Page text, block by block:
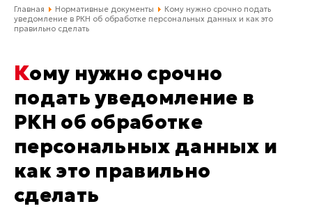
(4212) 637-673
Пн-пт. с 9:30 до 18:30 (по Хбк)
info@lred.ru
Все контакты
Главная Нормативные документы
Кому нужно срочно подать
уведомление в РКН об обработке персональных данных и как это
правильно сделать
Кому нужно срочно
подать уведомление в
РКН об обработке
персональных данных и
как это правильно
сделать